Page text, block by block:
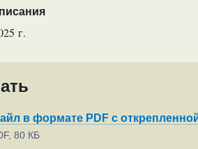
г.
в формате PDF с
80 КБ